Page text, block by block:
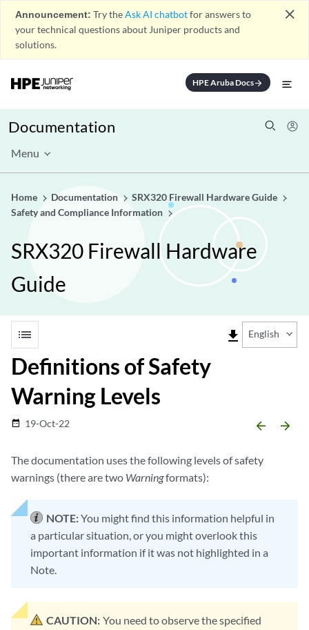
Announcement: Try theAsk AI chatbotfor answers to
your technical questions about Juniper products and
solutions.
close
HPE Aruba Docsarrow_forward
Documentation
Menu
Home Documentation
SRX320 Firewall Hardware Guide
Safety and Compliance Information
SRX320 Firewall Hardware
Guide
list file_download English
Definitions of Safety
Warning Levels
date_range 19-Oct-22 arrow_backward arrow_forward
The documentation uses the following levels of safety
warnings (there are two Warningformats):
NOTE:You might find this information helpful in
a particular situation, or you might overlook this
important information if it was not highlighted in a
Note.
CAUTION: You need to observe the specified